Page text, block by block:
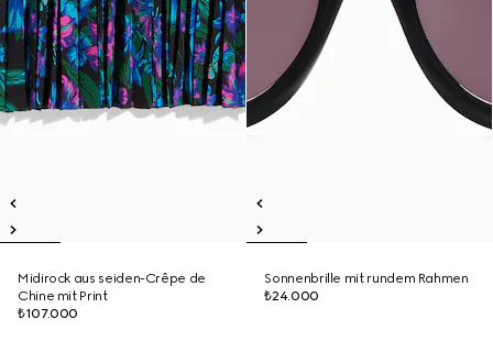
Midirock aus seiden-Crêpe de
Chine mit Print
₺107.000
Sonnenbrille mit rundem Rahmen
₺24.000